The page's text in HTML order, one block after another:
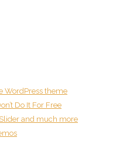
WordPress theme
Do It For Free
and much more